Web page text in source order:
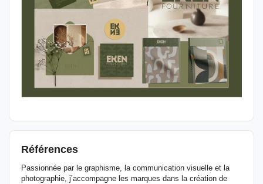
Références
Passionnée par le graphisme, la communication visuelle et la
photographie, j’accompagne les marques dans la création de